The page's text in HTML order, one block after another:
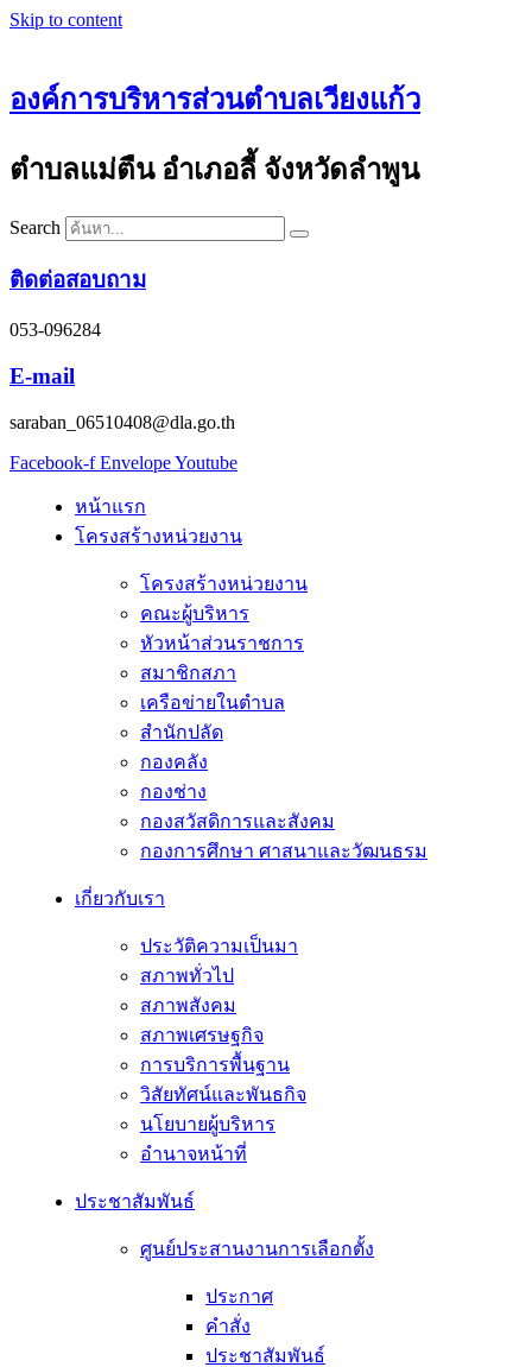
Skip to content
องค์การบริหารส่วนตำบลเวียงแก้ว
ตำบลแม่ตืน อำเภอลี้ จังหวัดลำพูน
Search
ติดต่อสอบถาม
053-096284
E-mail
saraban_06510408@dla.go.th
Facebook-f EnvelopeYoutube
หน้าแรก
โครงสร้างหน่วยงาน
โครงสร้างหน่วยงาน
คณะผู้บริหาร
หัวหน้าส่วนราชการ
สมาชิกสภา
เครือข่ายในตำบล
สำนักปลัด
กองคลัง
กองช่าง
กองสวัสดิการและสังคม
กองการศึกษา ศาสนาและวัฒนธรม
เกี่ยวกับเรา
ประวัติความเป็นมา
สภาพทั่วไป
สภาพสังคม
สภาพเศรษฐกิจ
การบริการพื้นฐาน
วิสัยทัศน์และพันธกิจ
นโยบายผู้บริหาร
อํานาจหน้าที่
ประชาสัมพันธ์
ศูนย์ประสานงานการเลือกตั้ง
ประกาศ
คำสั่ง
ประชาสัมพันธ์